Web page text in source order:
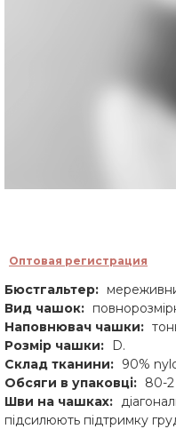
Оптовая регистрация
Бюстгальтер:
Вид чашок:
Наповнювач чашки:
Розмір чашки:
D.
Склад тканини: 90%
Обсяги в упаковці: 80-
Шви на чашках:
підсилюють підтримку